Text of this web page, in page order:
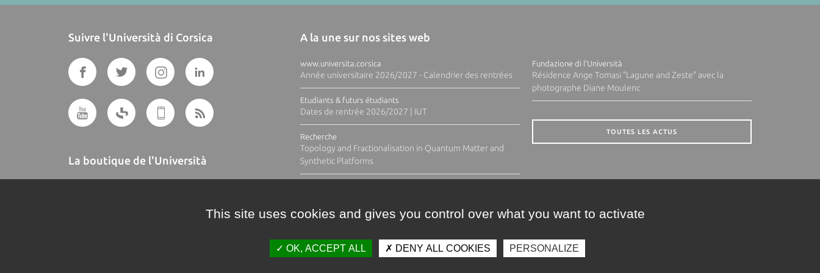
Suivre l'Università di Corsica
La boutique de l'Università
A la une sur nos sites web
www.universita.corsica
Année universitaire 2026/2027 - Calendrier des rentrées
Etudiants & futurs étudiants
Dates de rentrée 2026/2027 | IUT
Recherche
Topology and Fractionalisation in Quantum Matter and
Synthetic Platforms
Fundazione di l'Università
Résidence Ange Tomasi "Lagune and Zeste" avec la
photographe Diane Moulenc
TOUTES LES ACTUS
This site uses cookies and gives you control over what you want to activate
OK, ACCEPT ALL DENY ALL COOKIES PERSONALIZE